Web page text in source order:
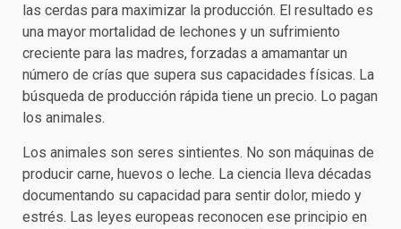
las cerdas para maximizar la producción. El resultado es
una mayor mortalidad de lechones y un sufrimiento
creciente para las madres, forzadas a amamantar un
número de crías que supera sus capacidades físicas. La
búsqueda de producción rápida tiene un precio. Lo pagan
los animales.
Los animales son seres sintientes. No son máquinas de
producir carne, huevos o leche. La ciencia lleva décadas
documentando su capacidad para sentir dolor, miedo y
estrés. Las leyes europeas reconocen ese principio en